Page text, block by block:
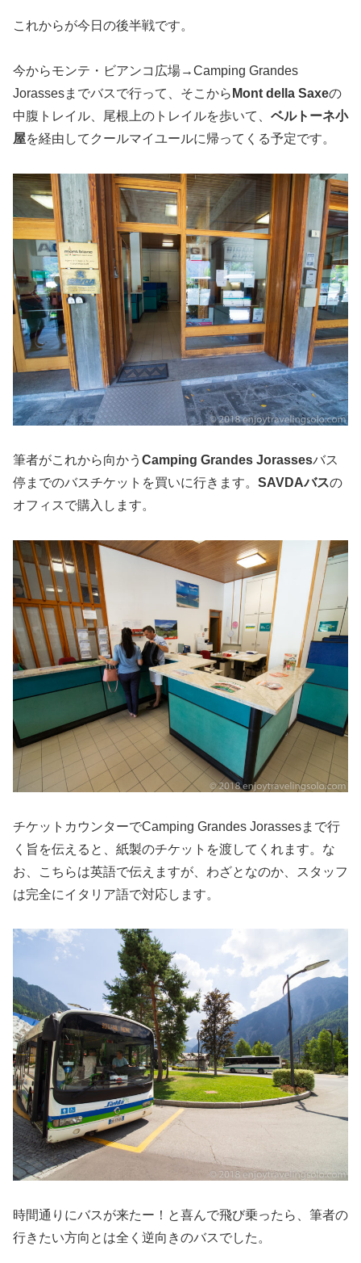
これからが今日の後半戦です。
今からモンテ・ビアンコ広場→Camping Grandes
Jorassesまでバスで行って、そこから Mont della Saxeの
中腹トレイル、尾根上のトレイルを歩いて、 ベルトーネ小
屋を経由してクールマイユールに帰ってくる予定です。
筆者がこれから向かう Camping Grandes Jorassesバス
停までのバスチケットを買いに行きます。 SAVDAバスの
オフィスで購入します。
チケットカウンターでCamping Grandes Jorassesまで行
く旨を伝えると、紙製のチケットを渡してくれます。な
お、こちらは英語で伝えますが、わざとなのか、スタッフ
は完全にイタリア語で対応します。
時間通りにバスが来たー！と喜んで飛び乗ったら、筆者の
行きたい方向とは全く逆向きのバスでした。